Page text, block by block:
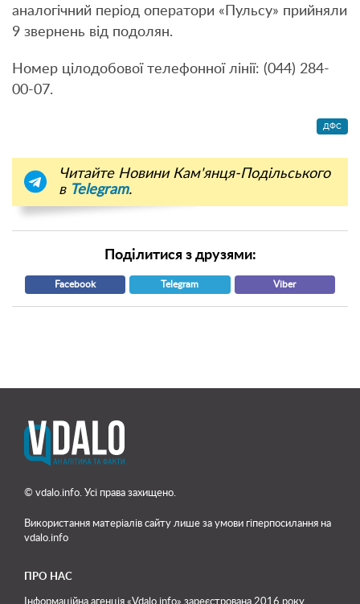
аналогічний період оператори «Пульсу» прийняли
9 звернень від подолян.
Номер цілодобової телефонної лінії: (044) 284-
00-07.
ДФС
Читайте Новини Кам'янця-Подільського
в Telegram.
Поділитися з друзями:
Facebook Telegram Viber
© vdalo.info. Усі права захищено.
Використання матеріалів сайту лише за умови гіперпосилання на
vdalo.info
ПРО НАС
Інформаційна агенція «Vdalo.info» зареєстрована 2016 року.